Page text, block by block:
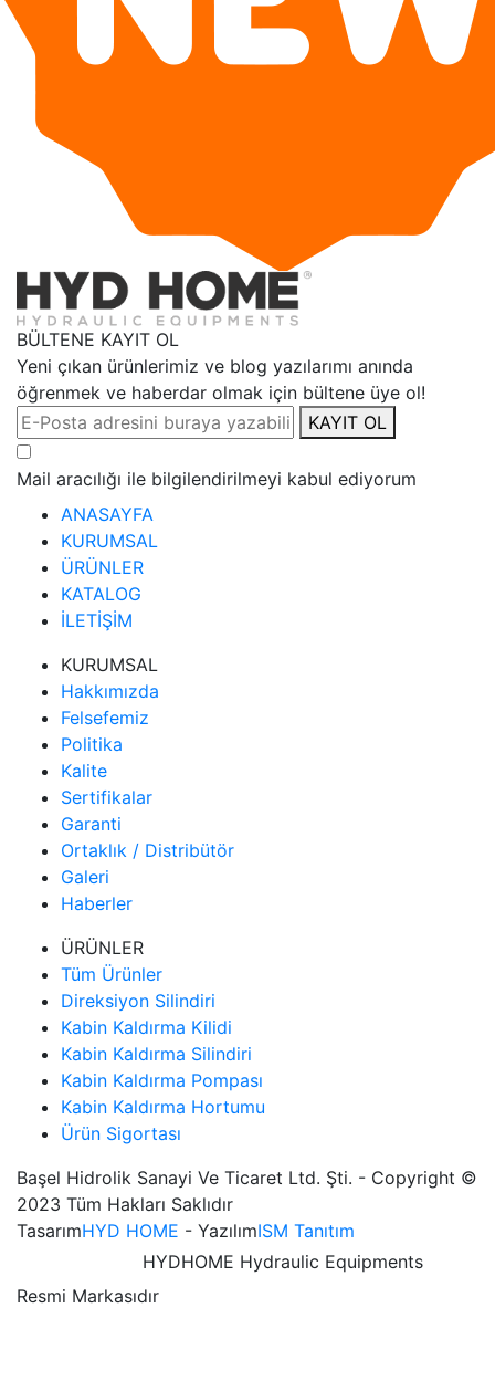
BÜLTENE KAYIT OL
Yeni çıkan ürünlerimiz ve blog yazılarımı anında
öğrenmek ve haberdar olmak için bültene üye ol!
KAYIT OL
Mail aracılığı ile bilgilendirilmeyi kabul ediyorum
ANASAYFA
KURUMSAL
ÜRÜNLER
KATALOG
İLETİŞİM
KURUMSAL
Hakkımızda
Felsefemiz
Politika
Kalite
Sertifikalar
Garanti
Ortaklık / Distribütör
Galeri
Haberler
ÜRÜNLER
Tüm Ürünler
Direksiyon Silindiri
Kabin Kaldırma Kilidi
Kabin Kaldırma Silindiri
Kabin Kaldırma Pompası
Kabin Kaldırma Hortumu
Ürün Sigortası
Başel Hidrolik Sanayi Ve Ticaret Ltd. Şti. - Copyright ©
2023 Tüm Hakları Saklıdır
TasarımHYD HOME - YazılımISM Tanıtım
HYDHOME Hydraulic Equipments
Resmi Markasıdır